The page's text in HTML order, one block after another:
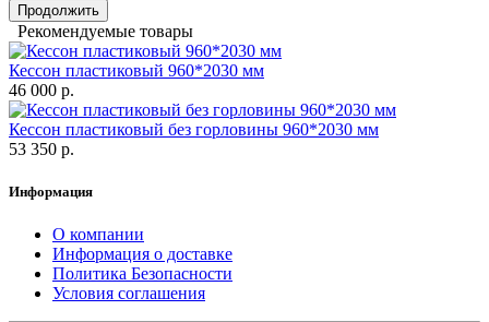
Продолжить
Рекомендуемые товары
Кессон пластиковый 960*2030 мм
46 000 р.
Кессон пластиковый без горловины 960*2030 мм
53 350 р.
Информация
О компании
Информация о доставке
Политика Безопасности
Условия соглашения